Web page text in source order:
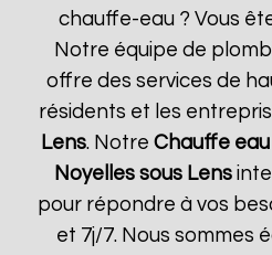
chauffe-eau ? Vous
Notre équipe de
offre des services de
résidents et les
Lens. Notre Chauffe
Noyelles sous Lens
pour répondre à vos
et 7j/7. Nous sommes